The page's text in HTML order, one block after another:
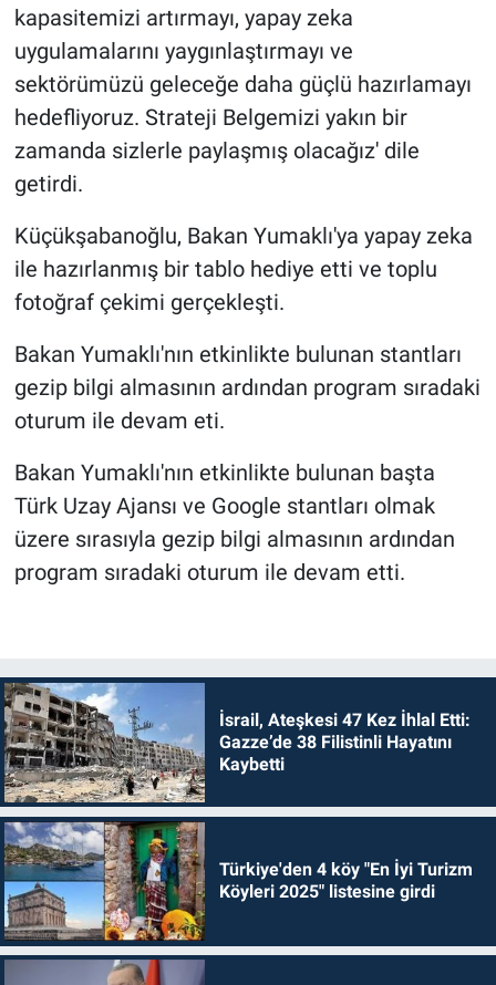
kapasitemizi artırmayı, yapay zeka
uygulamalarını yaygınlaştırmayı ve
sektörümüzü geleceğe daha güçlü hazırlamayı
hedefliyoruz. Strateji Belgemizi yakın bir
zamanda sizlerle paylaşmış olacağız' dile
getirdi.
Küçükşabanoğlu, Bakan Yumaklı'ya yapay zeka
ile hazırlanmış bir tablo hediye etti ve toplu
fotoğraf çekimi gerçekleşti.
Bakan Yumaklı'nın etkinlikte bulunan stantları
gezip bilgi almasının ardından program sıradaki
oturum ile devam eti.
Bakan Yumaklı'nın etkinlikte bulunan başta
Türk Uzay Ajansı ve Google stantları olmak
üzere sırasıyla gezip bilgi almasının ardından
program sıradaki oturum ile devam etti.
İsrail, Ateşkesi 47 Kez İhlal Etti:
Gazze’de 38 Filistinli Hayatını
Kaybetti
Türkiye'den 4 köy "En İyi Turizm
Köyleri 2025" listesine girdi